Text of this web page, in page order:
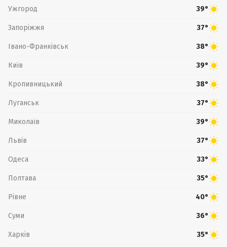
Ужгород 39°
Запоріжжя 37°
Івано-Франківськ 38°
Київ 39°
Кропивницький 38°
Луганськ 37°
Миколаїв 39°
Львів 37°
Одеса 33°
Полтава 35°
Рівне 40°
Суми 36°
Харків 35°